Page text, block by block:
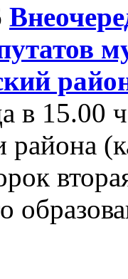
в 15.00